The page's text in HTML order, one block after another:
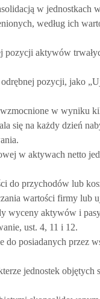
w jednostkach
według ich
aktywów
pozycji, jako
w wyniku
się na każdy dzień
w aktywach netto
do przychodów lub
wartości firmy lub
wyceny aktywów i
ust. 4, 11 i 12.
posiadanych przez
jednostek